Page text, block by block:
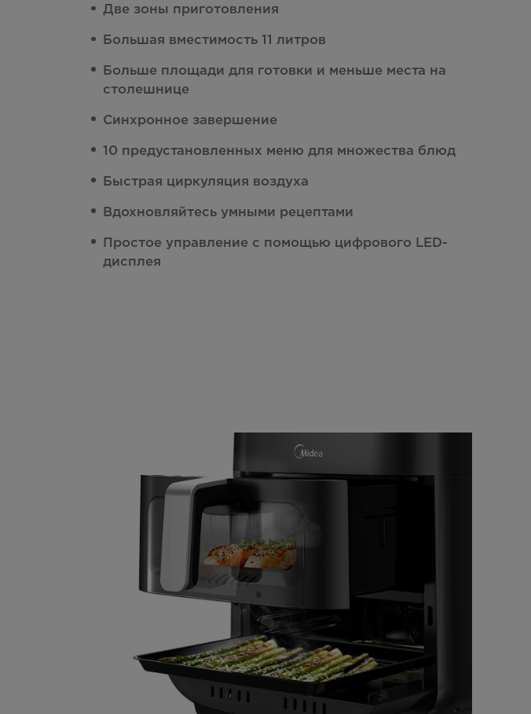
Две зоны приготовления
Большая вместимость 11 литров
Больше площади для готовки и меньше места на
столешнице
Синхронное завершение
10 предустановленных меню для множества блюд
Быстрая циркуляция воздуха
Вдохновляйтесь умными рецептами
Простое управление с помощью цифрового LED-
дисплея